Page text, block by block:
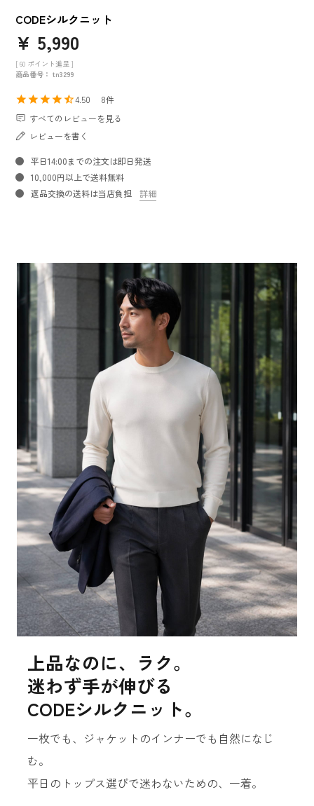
CODEシルクニット
¥ 5,990
[ 60 ポイント進呈 ]
商品番号
tn3299
4.50
8
すべてのレビューを見る
レビューを書く
平日14:00までの注文は即日発送
10,000円以上で送料無料
返品交換の送料は当店負担
詳細
上品なのに、ラク。
迷わず手が伸びる
CODEシルクニット。
一枚でも、ジャケットのインナーでも自然になじ
む。
平日のトップス選びで迷わないための、一着。